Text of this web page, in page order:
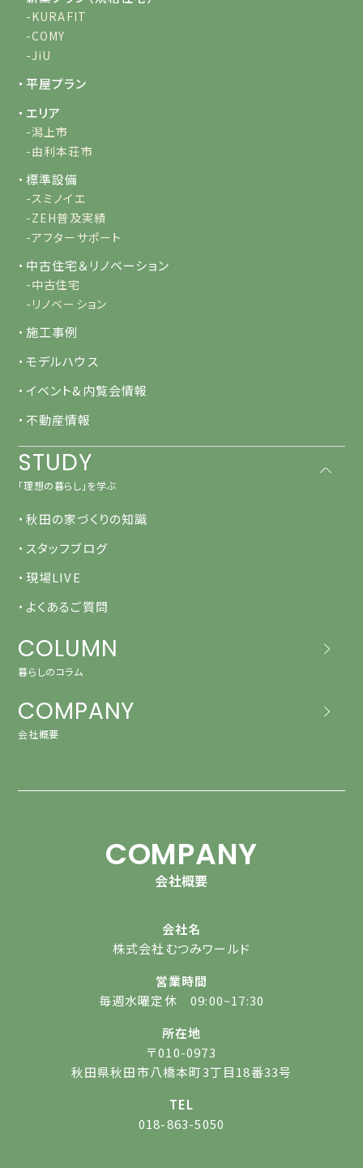
-KURAFIT
-COMY
-JiU
・平屋プラン
・エリア
-潟上市
-由利本荘市
・標準設備
-スミノイエ
-ZEH普及実績
-アフターサポート
・中古住宅＆リノベーション
-中古住宅
-リノベーション
・施工事例
・モデルハウス
・イベント&内覧会情報
・不動産情報
STUDY
「理想の暮らし」を学ぶ
・秋田の家づくりの知識
・スタッフブログ
・現場LIVE
・よくあるご質問
COLUMN
暮らしのコラム
COMPANY
会社概要
COMPANY
会社概要
会社名
株式会社むつみワールド
営業時間
毎週水曜定休 09:00~17:30
所在地
〒010-0973
秋田県秋田市八橋本町3丁目18番33号
TEL
018-863-5050